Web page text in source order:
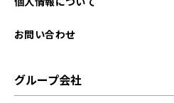
お問い合わせ
グループ会社